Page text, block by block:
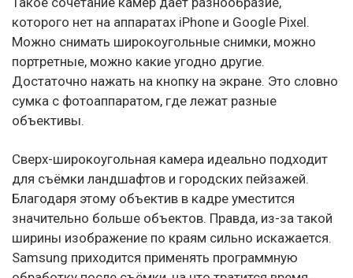
которого нет на аппаратах iPhone и Google Pixel.
Можно снимать широкоугольные снимки, можно
портретные, можно какие угодно другие.
Достаточно нажать на кнопку на экране. Это словно
сумка с фотоаппаратом, где лежат разные
объективы.
Сверх-широкоугольная камера идеально подходит
для съёмки ландшафтов и городских пейзажей.
Благодаря этому объектив в кадре уместится
значительно больше объектов. Правда, из-за такой
ширины изображение по краям сильно искажается.
Samsung приходится применять программную